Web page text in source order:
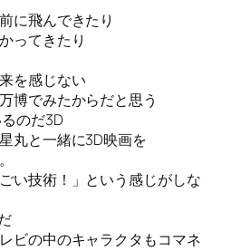
に飛んできたり
ってきたり
を感じない
博でみたからだと思う
のだ3D
丸と一緒に3D映画を
い技術！」という感じがしな
ビの中のキャラクタもコマネ